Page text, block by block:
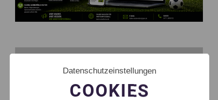
Datenschutzeinstellungen
COOKIES